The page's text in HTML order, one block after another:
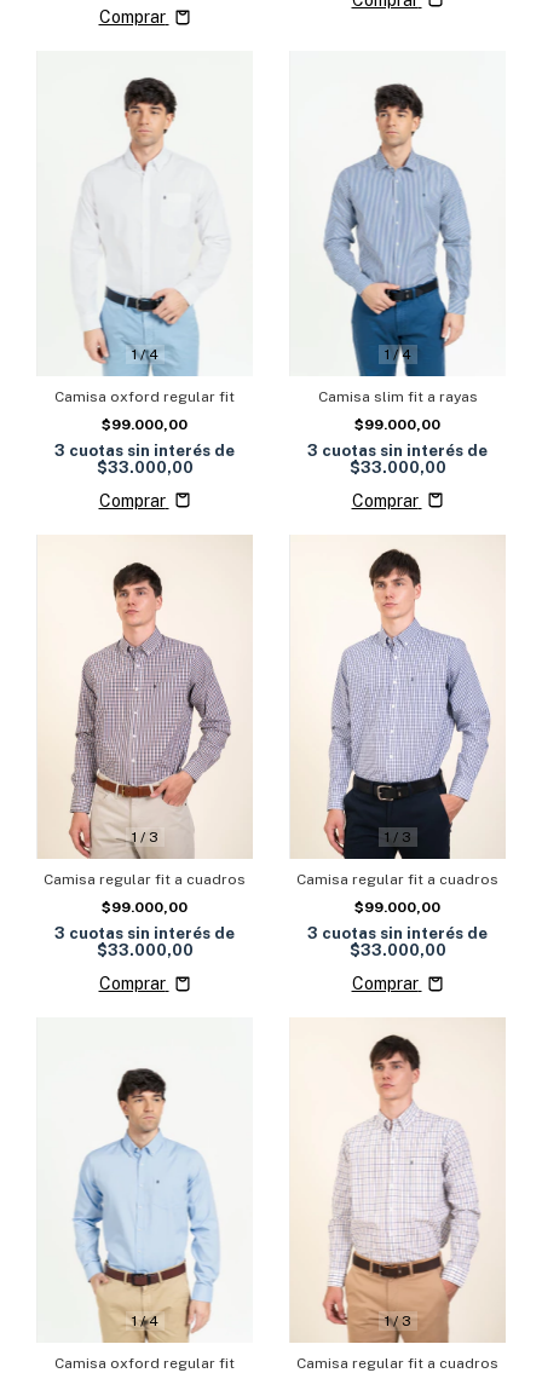
Comprar
1/4
Camisa oxford regular fit
$99.000,00
3 cuotas sin interés de
$33.000,00
Comprar
1 /4
Camisa slim fit a rayas
$99.000,00
3 cuotas sin interés de
$33.000,00
Comprar
1 / 3
Camisa regular fit a cuadros
$99.000,00
3 cuotas sin interés de
$33.000,00
Comprar
1 / 3
Camisa regular fit a cuadros
$99.000,00
3 cuotas sin interés de
$33.000,00
Comprar
1/4
Camisa oxford regular fit
1/3
Camisa regular fit a cuadros